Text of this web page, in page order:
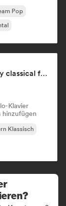
Pop
CLASSICAL PLAYLIST (angry classical for writing)
Klavier
hinzufügen
Klassisch